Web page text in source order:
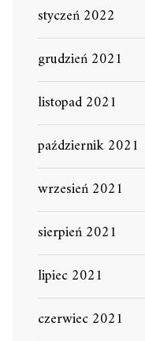
styczeń 2022
grudzień 2021
listopad 2021
październik 2021
wrzesień 2021
sierpień 2021
lipiec 2021
czerwiec 2021